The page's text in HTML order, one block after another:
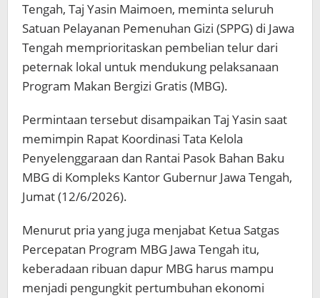
Tengah, Taj Yasin Maimoen, meminta seluruh
Satuan Pelayanan Pemenuhan Gizi (SPPG) di Jawa
Tengah memprioritaskan pembelian telur dari
peternak lokal untuk mendukung pelaksanaan
Program Makan Bergizi Gratis (MBG).
Permintaan tersebut disampaikan Taj Yasin saat
memimpin Rapat Koordinasi Tata Kelola
Penyelenggaraan dan Rantai Pasok Bahan Baku
MBG di Kompleks Kantor Gubernur Jawa Tengah,
Jumat (12/6/2026).
Menurut pria yang juga menjabat Ketua Satgas
Percepatan Program MBG Jawa Tengah itu,
keberadaan ribuan dapur MBG harus mampu
menjadi pengungkit pertumbuhan ekonomi